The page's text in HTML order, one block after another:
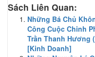
Sách Liên Quan:
Những Bá Chủ
Công Cuộc Chinh
Trần Thanh Hương
[Kinh Doanh]